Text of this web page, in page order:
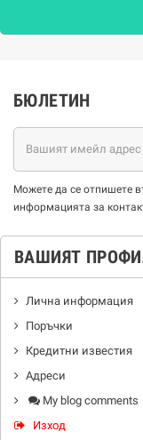
БЮЛЕТИН
Можете да се отпишете
информацията за
ВАШИЯТ
Лична информация
Поръчки
Кредитни известия
Адреси
My blog comments
Изход